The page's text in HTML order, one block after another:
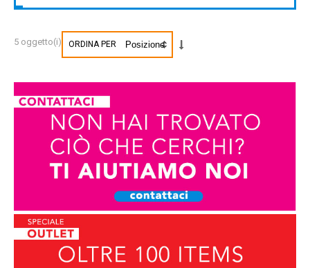
5 oggetto(i) ORDINA PER